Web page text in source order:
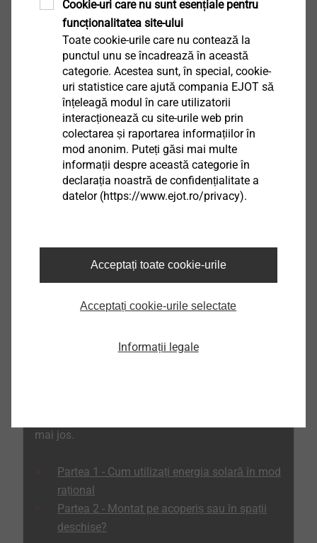
Sisteme solare și fotovoltaice în spații
deschise
Mai mult
mai jos.
Partea 1 - Cum utilizați energia solară în mod
rațional
Partea 2 - Montat pe acoperiș sau în spații
deschise?
Cookie-uri care nu sunt esențiale pentru
funcționalitatea site-ului
Toate cookie-urile care nu contează la
punctul unu se încadrează în această
categorie. Acestea sunt, în special, cookie-
uri statistice care ajută compania EJOT să
înțeleagă modul în care utilizatorii
interacționează cu site-urile web prin
colectarea și raportarea informațiilor în
mod anonim. Puteți găsi mai multe
informații despre această categorie în
declarația noastră de confidențialitate a
datelor (https://www.ejot.ro/privacy).
Acceptați toate cookie-urile
Acceptați cookie-urile selectate
Informații legale